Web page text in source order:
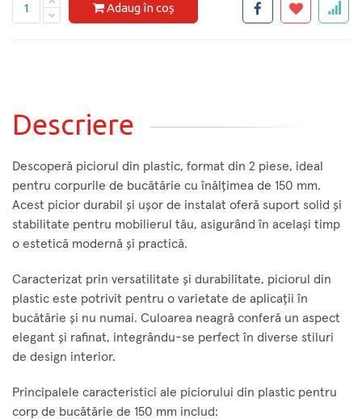
Adaug în coș
Descriere
Descoperă piciorul din plastic, format din 2 piese, ideal
pentru corpurile de bucătărie cu înălțimea de 150 mm.
Acest picior durabil și ușor de instalat oferă suport solid și
stabilitate pentru mobilierul tău, asigurând în același timp
o estetică modernă și practică.
Caracterizat prin versatilitate și durabilitate, piciorul din
plastic este potrivit pentru o varietate de aplicații în
bucătărie și nu numai. Culoarea neagră conferă un aspect
elegant și rafinat, integrându-se perfect în diverse stiluri
de design interior.
Principalele caracteristici ale piciorului din plastic pentru
corp de bucătărie de 150 mm includ: